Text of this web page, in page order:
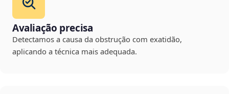
Avaliação precisa
Detectamos a causa da obstrução com exatidão,
aplicando a técnica mais adequada.